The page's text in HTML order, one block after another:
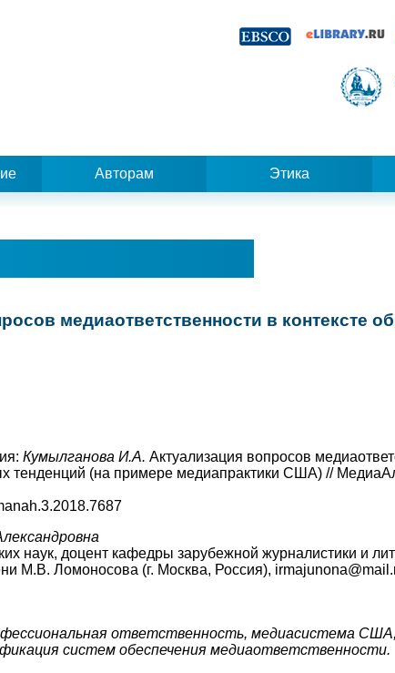
Авторам Этика
медиаответственности в контексте
Кумылганова И.А. Актуализация вопросов
тенденций (на примере медиапрактики США) //
наук, доцент кафедры зарубежной журналистики и
М.В. Ломоносова (г. Москва, Россия),
ответственность, медиасистема
систем обеспечения медиаответственности.